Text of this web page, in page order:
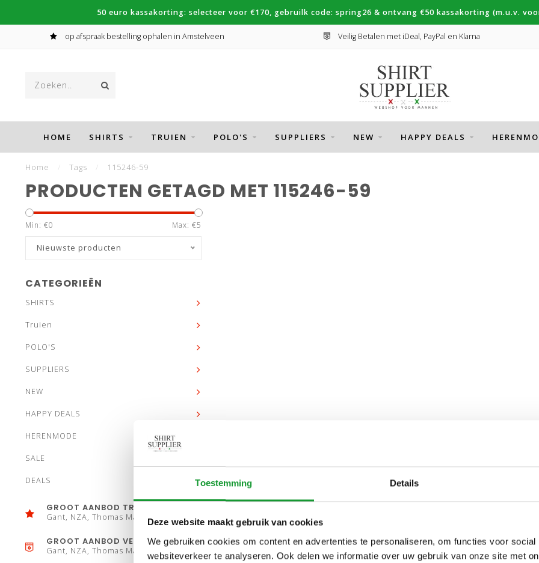
Toestemming Details
Deze website maakt gebruik van cookies
We gebruiken cookies om content en advertenties te personaliseren, om functies voor
websiteverkeer te analyseren. Ook delen we informatie over uw gebruik van onze site met
50 euro kassakorting: selecteer voor €170, gebruilk code: spring26 & ontvang €50 kassakorting (m.u.v.
op afspraak bestelling ophalen in Amstelveen Veilig Betalen met iDeal, PayPal en Klarna
HOME SHIRTS TRUIEN POLO'S SUPPLIERS NEW HAPPY DEALS
Home Tags 115246-59
PRODUCTEN GETAGD MET 115246-59
Min: €0 Max: €5
Nieuwste producten
CATEGORIEËN
SHIRTS
Truien
POLO'S
SUPPLIERS
NEW
HAPPY DEALS
HERENMODE
SALE
DEALS
GROOT AANBOD TRUIEN
Gant, NZA, Thomas Maine
GROOT AANBOD VESTEN
Gant, NZA, Thomas Maine